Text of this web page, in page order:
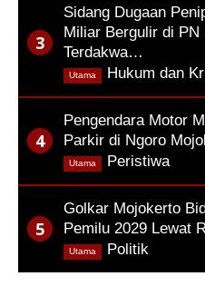
Sidang Dugaan
Miliar Bergulir di PN
Terdakwa…
Hukum dan
Utama
Pengendara Motor
Parkir di Ngoro
Peristiwa
Utama
Golkar Mojokerto
Pemilu 2029 Lewat
Politik
Utama